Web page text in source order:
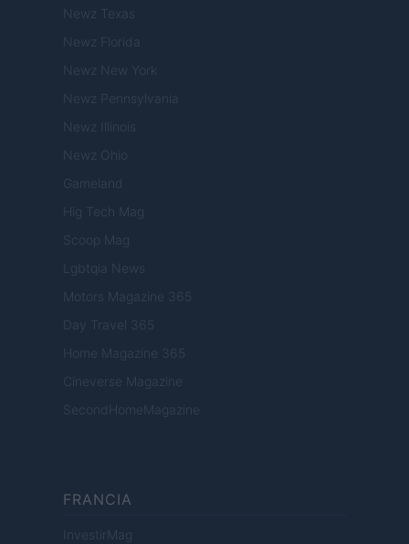
Newz Texas
Newz Florida
Newz New York
Newz Pennsylvania
Newz Illinois
Newz Ohio
Gameland
Hig Tech Mag
Scoop Mag
Lgbtqia News
Motors Magazine 365
Day Travel 365
Home Magazine 365
Cineverse Magazine
SecondHomeMagazine
FRANCIA
InvestirMag